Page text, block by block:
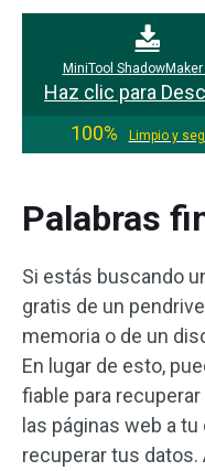
MiniTool ShadowMaker
Haz clic para
100%
Limpio y
Palabras
Si estás buscando
gratis de un
memoria o de un
En lugar de esto,
fiable para
las páginas web a
recuperar tus datos.